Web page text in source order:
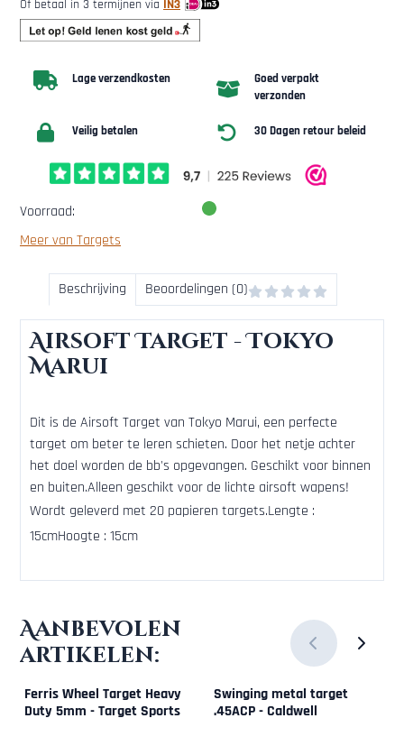
Of betaal in 3 termijnen via IN3
Lage verzendkosten
Goed verpakt
verzonden
Veilig betalen 30 Dagen retour beleid
Voorraad:
Meer van Targets
Beschrijving Beoordelingen (0)
Airsoft Target - Tokyo
Marui
Dit is de Airsoft Target van Tokyo Marui, een perfecte
target om beter te leren schieten. Door het netje achter
het doel worden de bb's opgevangen. Geschikt voor binnen
en buiten.Alleen geschikt voor de lichte airsoft wapens!
Wordt geleverd met 20 papieren targets.Lengte :
15cmHoogte : 15cm
Aanbevolen
artikelen:
Ferris Wheel Target Heavy
Duty 5mm - Target Sports
Swinging metal target
.45ACP - Caldwell